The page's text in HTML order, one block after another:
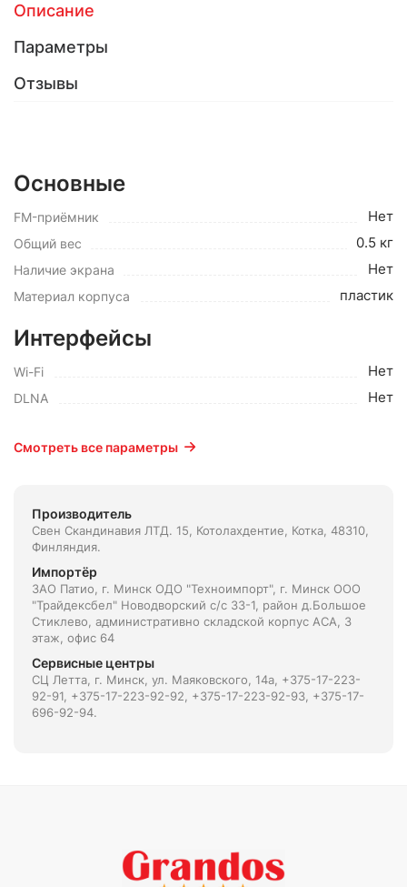
Описание
Параметры
Отзывы
Основные
FM-приёмник Нет
Общий вес 0.5 кг
Наличие экрана Нет
Материал корпуса пластик
Интерфейсы
Wi-Fi Нет
DLNA Нет
Смотреть все параметры
Производитель
Свен Скандинавия ЛТД. 15, Котолахдентие, Котка, 48310,
Финляндия.
Импортёр
ЗАО Патио, г. Минск ОДО "Техноимпорт", г. Минск ООО
"Трайдексбел" Новодворский с/с 33-1, район д.Большое
Стиклево, административно складской корпус АСА, 3
этаж, офис 64
Сервисные центры
СЦ Летта, г. Минск, ул. Маяковского, 14а, +375-17-223-
92-91, +375-17-223-92-92, +375-17-223-92-93, +375-17-
696-92-94.